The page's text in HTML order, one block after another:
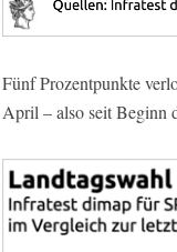
Fünf Prozentpunkte
April – also seit Beginn